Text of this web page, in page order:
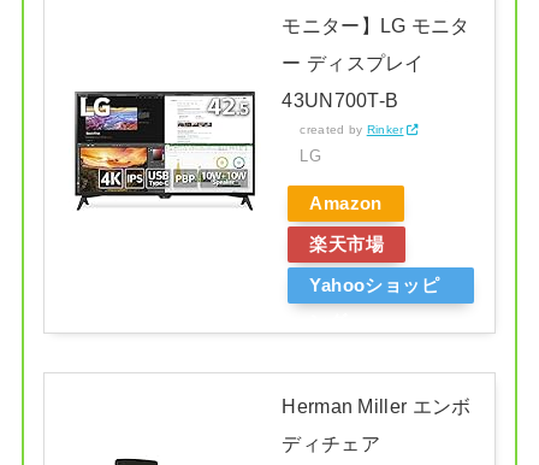
モニター】LG モニタ
ー ディスプレイ
43UN700T-B
created by Rinker
LG
Amazon
楽天市場
Yahooショッピ
Herman Miller エンボ
ディチェア